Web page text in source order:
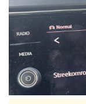
18.00 - 19.00 uur
Vorig uur